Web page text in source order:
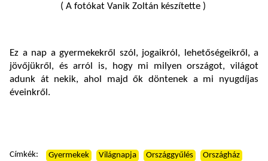
( A fotókat Vanik Zoltán készítette )
Ez a nap a gyermekekről szól, jogaikról, lehetőségeikről, a
jövőjükről, és arról is, hogy mi milyen országot, világot
adunk át nekik, ahol majd ők döntenek a mi nyugdíjas
éveinkről.
Címkék: Gyermekek Világnapja Országgyűlés
Országház